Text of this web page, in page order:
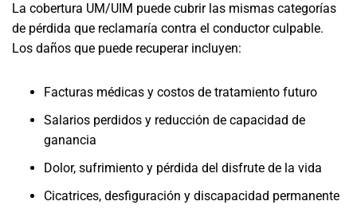
La cobertura UM/UIM puede cubrir las mismas categorías
de pérdida que reclamaría contra el conductor culpable.
Los daños que puede recuperar incluyen:
Facturas médicas y costos de tratamiento futuro
Salarios perdidos y reducción de capacidad de
ganancia
Dolor, sufrimiento y pérdida del disfrute de la vida
Cicatrices, desfiguración y discapacidad permanente